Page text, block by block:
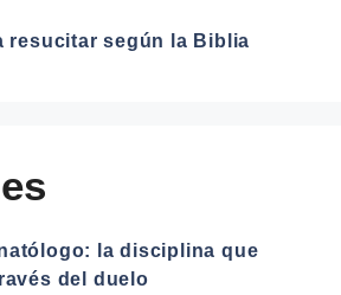
resucitar según la Biblia
la disciplina que
del duelo